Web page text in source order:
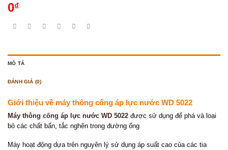
0₫
MÔ TẢ
ĐÁNH GIÁ (0)
Giới thiệu về máy thông cống áp lực nước WD 5022
Máy thông cống áp lực nước WD 5022 được sử dụng để phá và loại
bỏ các chất bẩn, tắc nghẽn trong đường ống
Máy hoạt động dựa trên nguyên lý sử dụng áp suất cao của các tia